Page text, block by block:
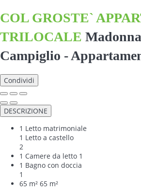
COL GROSTE`
TRILOCALE
Campiglio -
Condividi
DESCRIZIONE
1 Letto matrimoniale
1 Letto a castello
2
1 Camere da letto 1
1 Bagno con doccia
1
65 m² 65 m²